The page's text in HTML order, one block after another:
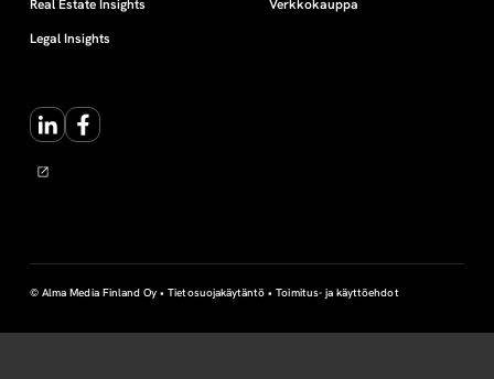
o
h
t
a
m
i
Real Estate Insights
Legal Insights
Verkkokauppa
LinkedInFacebook
© Alma Media Finland Oy •Tietosuojakäytäntö •Toimitus- ja käyttöehdot